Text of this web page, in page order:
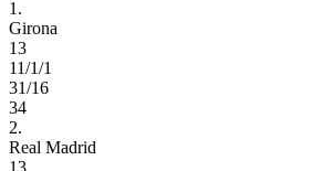
1.
Girona
13
11/1/1
31/16
34
2.
Real Madrid
13